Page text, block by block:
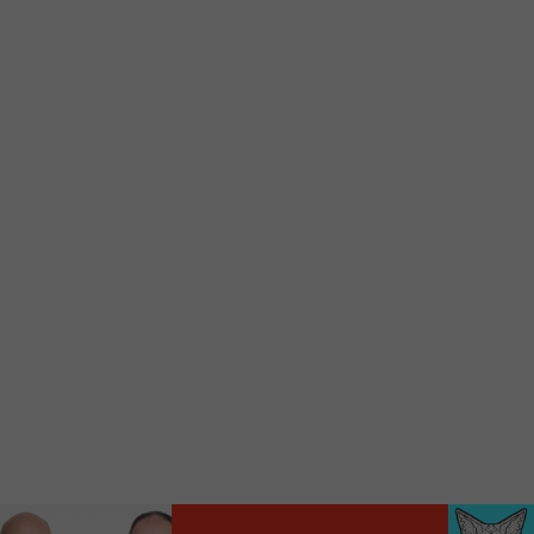
locale vous sont maintenant accessibles en un clic!